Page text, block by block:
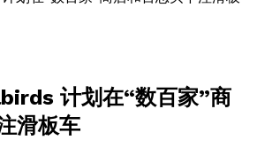
计划在“数百家”商
滑板车